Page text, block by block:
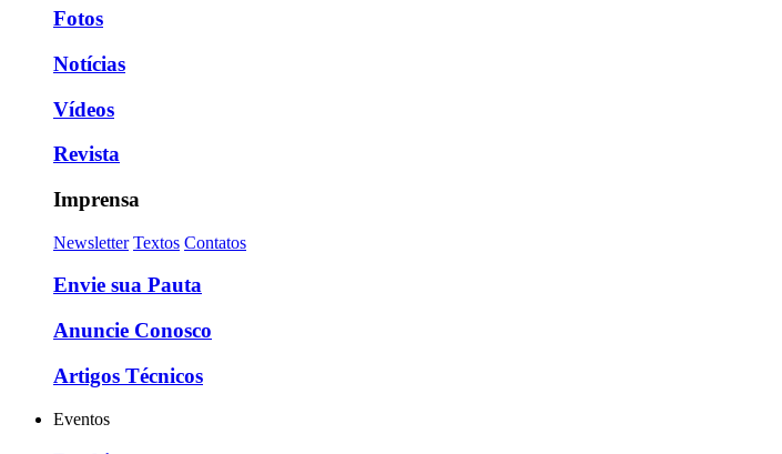
Fotos
Notícias
Vídeos
Revista
Imprensa
Newsletter Textos Contatos
Envie sua Pauta
Anuncie Conosco
Artigos Técnicos
Eventos